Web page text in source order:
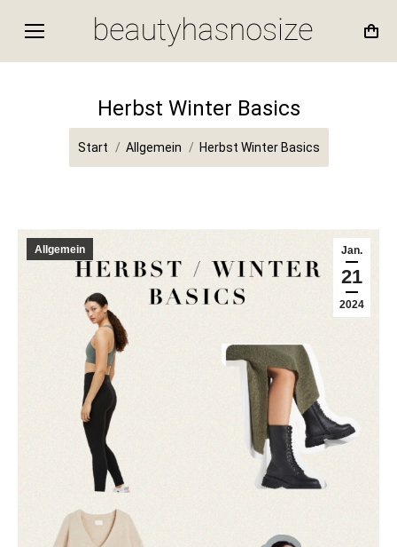
Herbst Winter Basics
Sie befinden sich hier:
Start Allgemein Herbst Winter Basics
Jan.
21
2024
Allgemein